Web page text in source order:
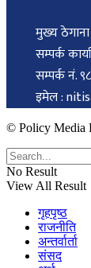
मुख्य
सम्पर्क
सम्पर्क नं.
इमेल :
© Policy Media
No Result
View All Result
गृहपृष्ठ
राजनीति
अन्तर्वार्ता
संसद